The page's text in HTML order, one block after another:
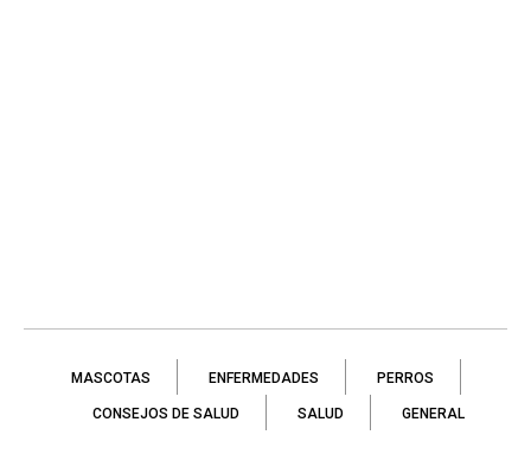
MASCOTAS ENFERMEDADES PERROS
CONSEJOS DE SALUD SALUD GENERAL